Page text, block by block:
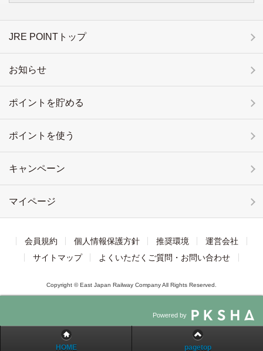
JRE POINTトップ
お知らせ
ポイントを貯める
ポイントを使う
キャンペーン
マイページ
会員規約 個人情報保護方針 推奨環境
運営会社
サイトマップ
よくいただくご質問・お問い合わせ
Copyright © East Japan Railway Company All Rights Reserved.
Powered by
HOME pagetop